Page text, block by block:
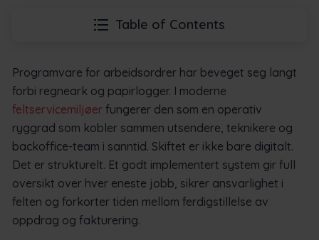
Table of Contents
Programvare for arbeidsordrer har beveget seg langt
forbi regneark og papirlogger. I moderne
feltservicemiljøer fungerer den som en operativ
ryggrad som kobler sammen utsendere, teknikere og
backoffice-team i sanntid. Skiftet er ikke bare digitalt.
Det er strukturelt. Et godt implementert system gir full
oversikt over hver eneste jobb, sikrer ansvarlighet i
felten og forkorter tiden mellom ferdigstillelse av
oppdrag og fakturering.